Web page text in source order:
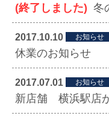
(終了しました) 冬の
2017.10.10 お知らせ
休業のお知らせ
2017.07.01 お知らせ
新店舗 横浜駅店